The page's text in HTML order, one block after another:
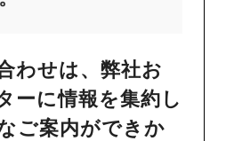
わせは、弊社お
ーに情報を集約し
ご案内ができか